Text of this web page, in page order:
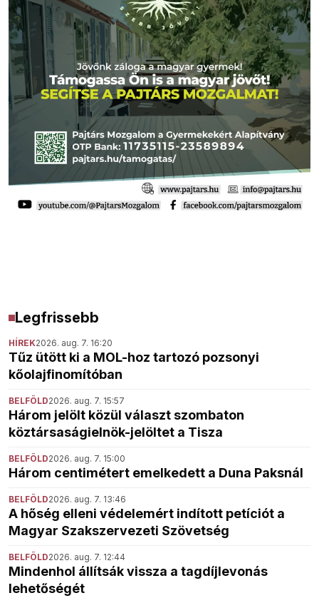
Legfrissebb
HÍREK2026. aug. 7. 16:20
Tűz ütött ki a MOL-hoz tartozó pozsonyi
kőolajfinomítóban
BELFÖLD2026. aug. 7. 15:57
Három jelölt közül választ szombaton
köztársaságielnök-jelöltet a Tisza
BELFÖLD2026. aug. 7. 15:00
Három centimétert emelkedett a Duna Paksnál
BELFÖLD2026. aug. 7. 13:46
A hőség elleni védelemért indított petíciót a
Magyar Szakszervezeti Szövetség
BELFÖLD2026. aug. 7. 12:44
Mindenhol állítsák vissza a tagdíjlevonás
lehetőségét